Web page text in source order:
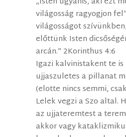
világosság ragyogjon
világosságot
előttünk Isten
arcán.” 2Korinthus 4:6
Igazi kalvinistakent te is
ujjaszuletes a pillanat
(elotte nincs semmi,
Lelek vegzi a Szo altal.
az ujjateremtest a
akkor vagy